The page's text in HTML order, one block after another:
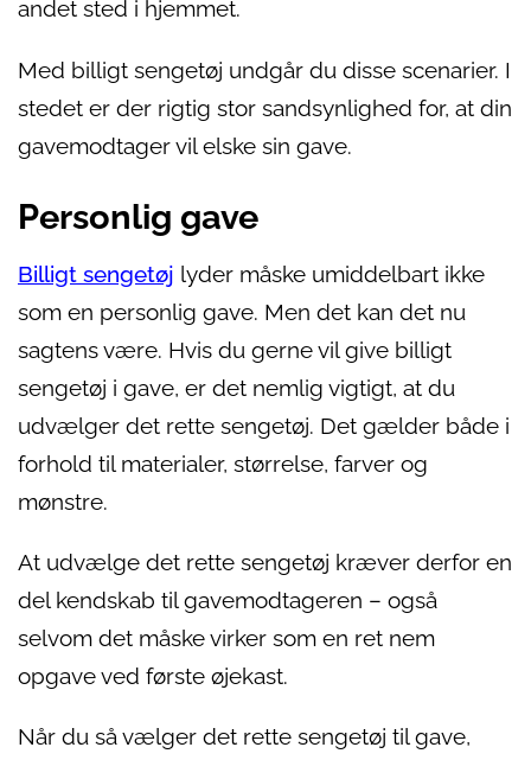
andet sted i hjemmet.
Med billigt sengetøj undgår du disse scenarier. I
stedet er der rigtig stor sandsynlighed for, at din
gavemodtager vil elske sin gave.
Personlig gave
Billigt sengetøj lyder måske umiddelbart ikke
som en personlig gave. Men det kan det nu
sagtens være. Hvis du gerne vil give billigt
sengetøj i gave, er det nemlig vigtigt, at du
udvælger det rette sengetøj. Det gælder både i
forhold til materialer, størrelse, farver og
mønstre.
At udvælge det rette sengetøj kræver derfor en
del kendskab til gavemodtageren – også
selvom det måske virker som en ret nem
opgave ved første øjekast.
Når du så vælger det rette sengetøj til gave,